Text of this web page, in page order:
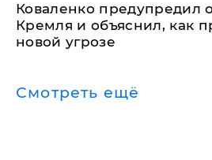
Коваленко предупредил
Кремля и объяснил, как
новой угрозе
Смотреть ещё